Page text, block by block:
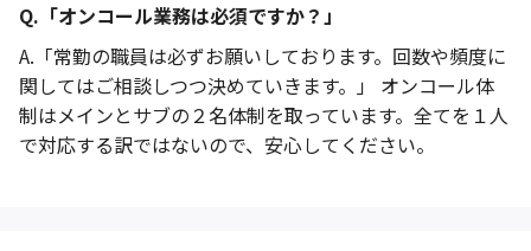
Q. 「オンコール業務は必須ですか？」
A. 「常勤の職員は必ずお願いしております。回数や頻度に
関してはご相談しつつ決めていきます。」 オンコール体
制はメインとサブの２名体制を取っています。全てを１人
で対応する訳ではないので、安心してください。